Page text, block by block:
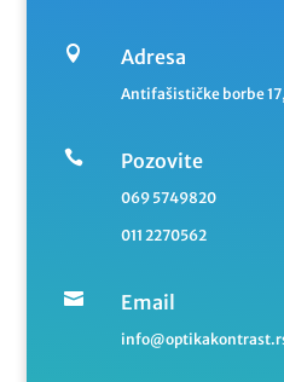
 Adresa
Antifašističke borbe
 Pozovite
069 5749820
011 2270562
 Email